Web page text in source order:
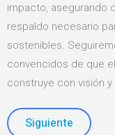
impacto, asegurando
respaldo necesario
sostenibles.
convencidos de que
construye con visión
Siguiente